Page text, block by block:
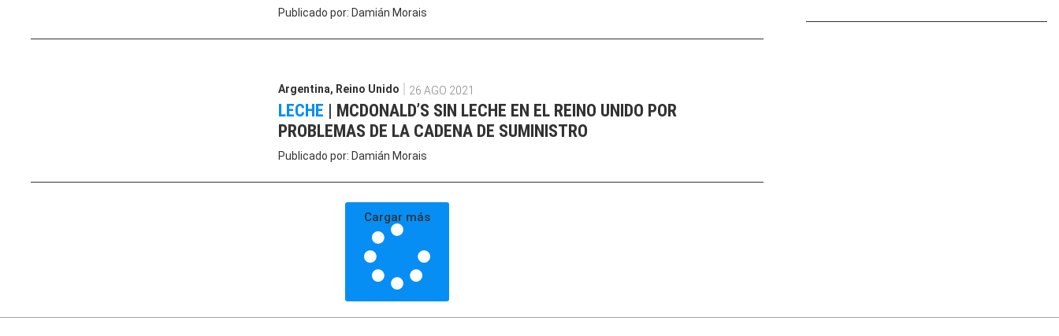
Publicado por: Damián Morais
Argentina, Reino Unido 26 AGO 2021
LECHE
MCDONALD’S SIN LECHE EN EL REINO UNIDO POR
PROBLEMAS DE LA CADENA DE SUMINISTRO
Publicado por: Damián Morais
Cargar más